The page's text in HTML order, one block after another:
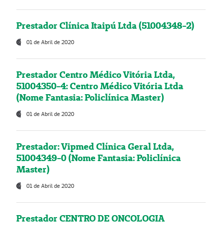
Prestador Clínica Itaipú Ltda (51004348-2)
01 de Abril de 2020
Prestador Centro Médico Vitória Ltda,
51004350-4: Centro Médico Vitória Ltda
(Nome Fantasia: Policlínica Master)
01 de Abril de 2020
Prestador: Vipmed Clínica Geral Ltda,
51004349-0 (Nome Fantasia: Policlínica
Master)
01 de Abril de 2020
Prestador CENTRO DE ONCOLOGIA